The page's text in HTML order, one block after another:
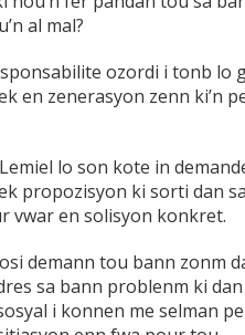
al mal?
ozordi i tonb lo
en zenerasyon zenn ki’n
lo son kote in
propozisyon ki sorti dan
vwar en solisyon konkret.
demann tou bann zonm
sa bann problenm ki
i konnen me selman